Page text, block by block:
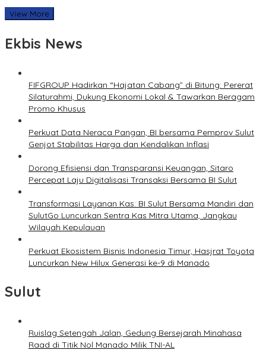
View More
Ekbis News
FIFGROUP Hadirkan “Hajatan Cabang” di Bitung: Pererat
Silaturahmi, Dukung Ekonomi Lokal & Tawarkan Beragam
Promo Khusus
Perkuat Data Neraca Pangan, BI bersama Pemprov Sulut
Genjot Stabilitas Harga dan Kendalikan Inflasi
Dorong Efisiensi dan Transparansi Keuangan, Sitaro
Percepat Laju Digitalisasi Transaksi Bersama BI Sulut
Transformasi Layanan Kas: BI Sulut Bersama Mandiri dan
SulutGo Luncurkan Sentra Kas Mitra Utama, Jangkau
Wilayah Kepulauan
Perkuat Ekosistem Bisnis Indonesia Timur, Hasjrat Toyota
Luncurkan New Hilux Generasi ke-9 di Manado
Sulut
Ruislag Setengah Jalan, Gedung Bersejarah Minahasa
Raad di Titik Nol Manado Milik TNI-AL